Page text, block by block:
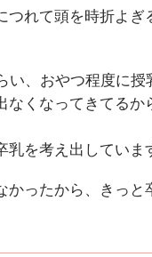
つれて頭を時折よぎ
い、おやつ程度に
なくなってきてるか
乳を考え出していま
かったから、きっと